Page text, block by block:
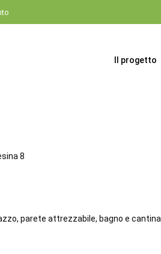
Il progetto
8
parete attrezzabile, bagno e cantina.